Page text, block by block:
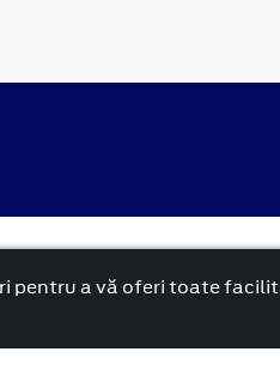
Politica cookies
modernă și reformată”.
pentru a vă oferi toate